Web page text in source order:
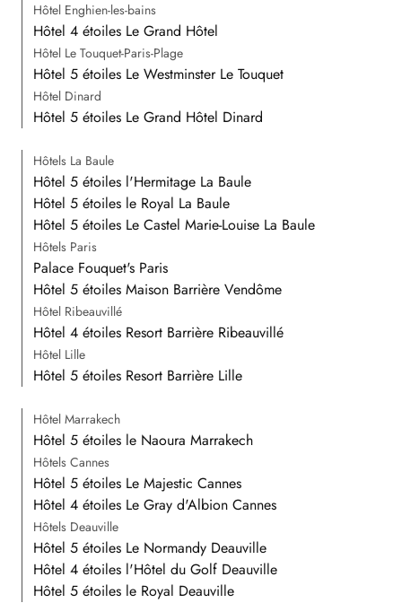
Hôtel Enghien-les-bains
Hôtel 4 étoiles Le Grand Hôtel
Hôtel Le Touquet-Paris-Plage
Hôtel 5 étoiles Le Westminster Le Touquet
Hôtel Dinard
Hôtel 5 étoiles Le Grand Hôtel Dinard
Hôtels La Baule
Hôtel 5 étoiles l'Hermitage La Baule
Hôtel 5 étoiles le Royal La Baule
Hôtel 5 étoiles Le Castel Marie-Louise La Baule
Hôtels Paris
Palace Fouquet's Paris
Hôtel 5 étoiles Maison Barrière Vendôme
Hôtel Ribeauvillé
Hôtel 4 étoiles Resort Barrière Ribeauvillé
Hôtel Lille
Hôtel 5 étoiles Resort Barrière Lille
Hôtel Marrakech
Hôtel 5 étoiles le Naoura Marrakech
Hôtels Cannes
Hôtel 5 étoiles Le Majestic Cannes
Hôtel 4 étoiles Le Gray d'Albion Cannes
Hôtels Deauville
Hôtel 5 étoiles Le Normandy Deauville
Hôtel 4 étoiles l'Hôtel du Golf Deauville
Hôtel 5 étoiles le Royal Deauville